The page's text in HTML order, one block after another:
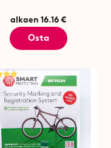
alkaen 16.16 €
Osta